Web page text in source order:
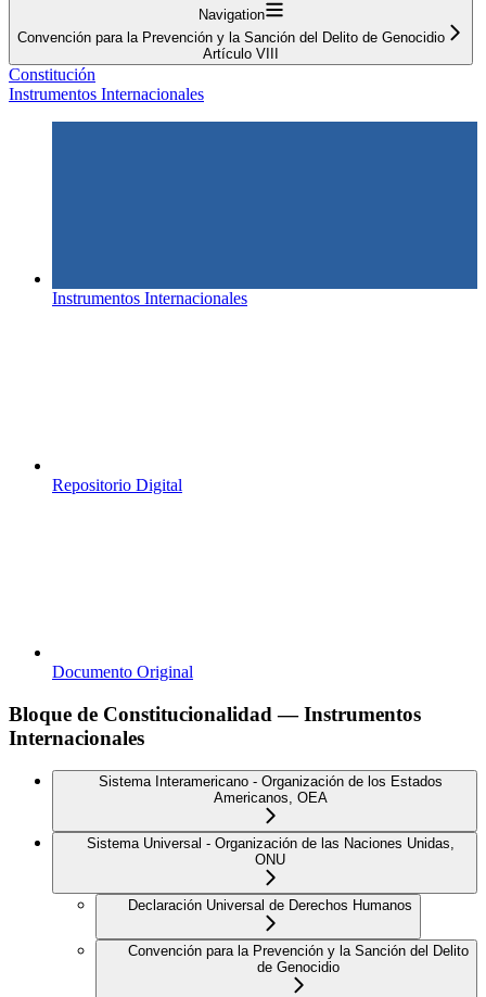
Navigation
Convención para la Prevención y la Sanción del Delito de Genocidio
Artículo VIII
Constitución
Instrumentos Internacionales
Instrumentos Internacionales
Repositorio Digital
Documento Original
Bloque de Constitucionalidad — Instrumentos
Internacionales
Sistema Interamericano - Organización de los Estados
Americanos, OEA
Sistema Universal - Organización de las Naciones Unidas,
ONU
Declaración Universal de Derechos Humanos
Convención para la Prevención y la Sanción del Delito
de Genocidio